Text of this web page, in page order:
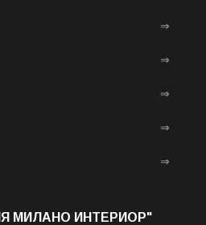
⇒
⇒
⇒
⇒
⇒
МИЛАНО ИНТЕРИОР"